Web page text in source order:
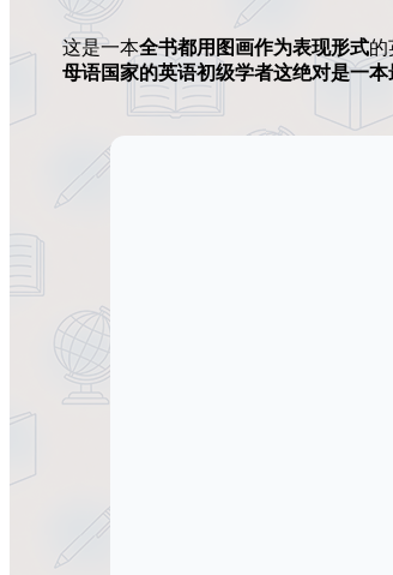
这是一本全书都用图画作为表现形式的
母语国家的英语初级学者这绝对是一